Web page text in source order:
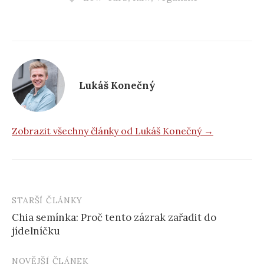
Lukáš Konečný
Zobrazit všechny články od Lukáš Konečný →
Post
navigation
STARŠÍ ČLÁNKY
Chia semínka: Proč tento zázrak zařadit do
jídelníčku
NOVĚJŠÍ ČLÁNEK